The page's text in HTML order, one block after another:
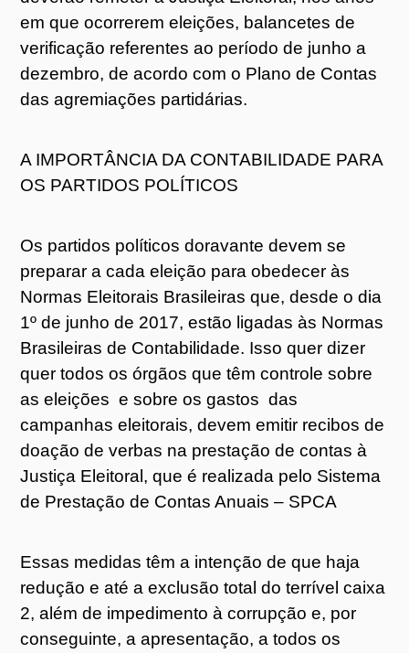
em que ocorrerem eleições, balancetes de
verificação referentes ao período de junho a
dezembro, de acordo com o Plano de Contas
das agremiações partidárias.
A IMPORTÂNCIA DA CONTABILIDADE PARA
OS PARTIDOS POLÍTICOS
Os partidos políticos doravante devem se
preparar a cada eleição para obedecer às
Normas Eleitorais Brasileiras que, desde o dia
1º de junho de 2017, estão ligadas às Normas
Brasileiras de Contabilidade. Isso quer dizer
quer todos os órgãos que têm controle sobre
as eleições e sobre os gastos das
campanhas eleitorais, devem emitir recibos de
doação de verbas na prestação de contas à
Justiça Eleitoral, que é realizada pelo Sistema
de Prestação de Contas Anuais – SPCA
Essas medidas têm a intenção de que haja
redução e até a exclusão total do terrível caixa
2, além de impedimento à corrupção e, por
conseguinte, a apresentação, a todos os